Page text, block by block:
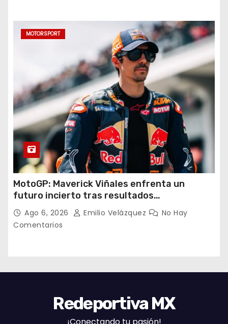
MOTORSPORT
MotoGP: Maverick Viñales enfrenta un
futuro incierto tras resultados
decepcionantes
Ago 6, 2026 Emilio Velázquez
No Hay
Comentarios
Redeportiva MX
¡Conectando tu pasión!